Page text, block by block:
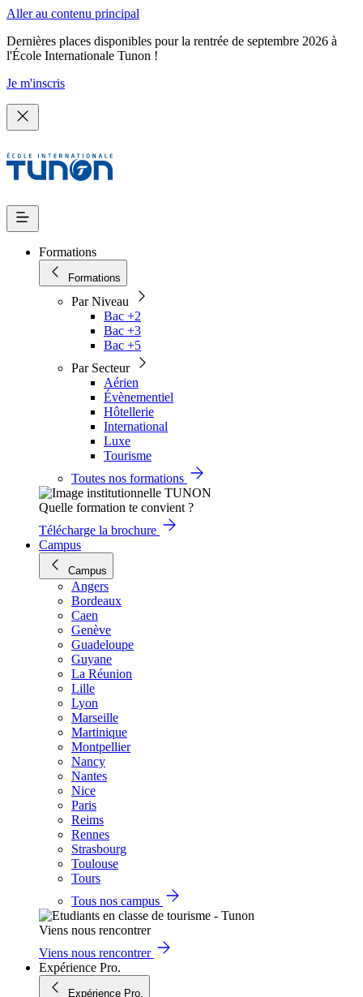
Aller au contenu principal
Dernières places disponibles pour la rentrée de septembre 2026 à
l'École Internationale Tunon !
Je m'inscris
Formations
Formations
Par Niveau
Bac +2
Bac +3
Bac +5
Par Secteur
Aérien
Évènementiel
Hôtellerie
International
Luxe
Tourisme
Toutes nos formations
Quelle formation te convient ?
Télécharge la brochure
Campus
Campus
Angers
Bordeaux
Caen
Genève
Guadeloupe
Guyane
La Réunion
Lille
Lyon
Marseille
Martinique
Montpellier
Nancy
Nantes
Nice
Paris
Reims
Rennes
Strasbourg
Toulouse
Tours
Tous nos campus
Viens nous rencontrer
Viens nous rencontrer
Expérience Pro.
Expérience Pro.